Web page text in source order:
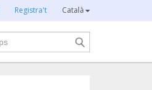
Registra't Català